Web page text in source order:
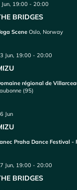
BRIDGES
Jun, 19:00 -20:00
SceneOslo, Norway
Jun, 19:00 -20:00
régional de
(95)
Jun
Praha Dance Festival -
BRIDGES
Jun, 19:00 -20:00